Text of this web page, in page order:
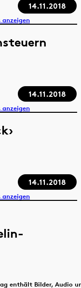
14.11.2018
anzeigen
14.11.2018
anzeigen
14.11.2018
anzeigen
enthält Bilder, Audio